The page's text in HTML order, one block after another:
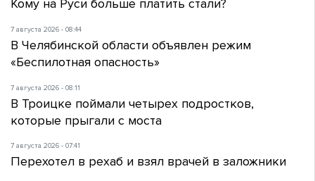
Кому на Руси больше платить стали?
7 августа 2026 - 08:44
В Челябинской области объявлен режим
«Беспилотная опасность»
7 августа 2026 - 08:11
В Троицке поймали четырех подростков,
которые прыгали с моста
7 августа 2026 - 07:41
Перехотел в рехаб и взял врачей в заложники